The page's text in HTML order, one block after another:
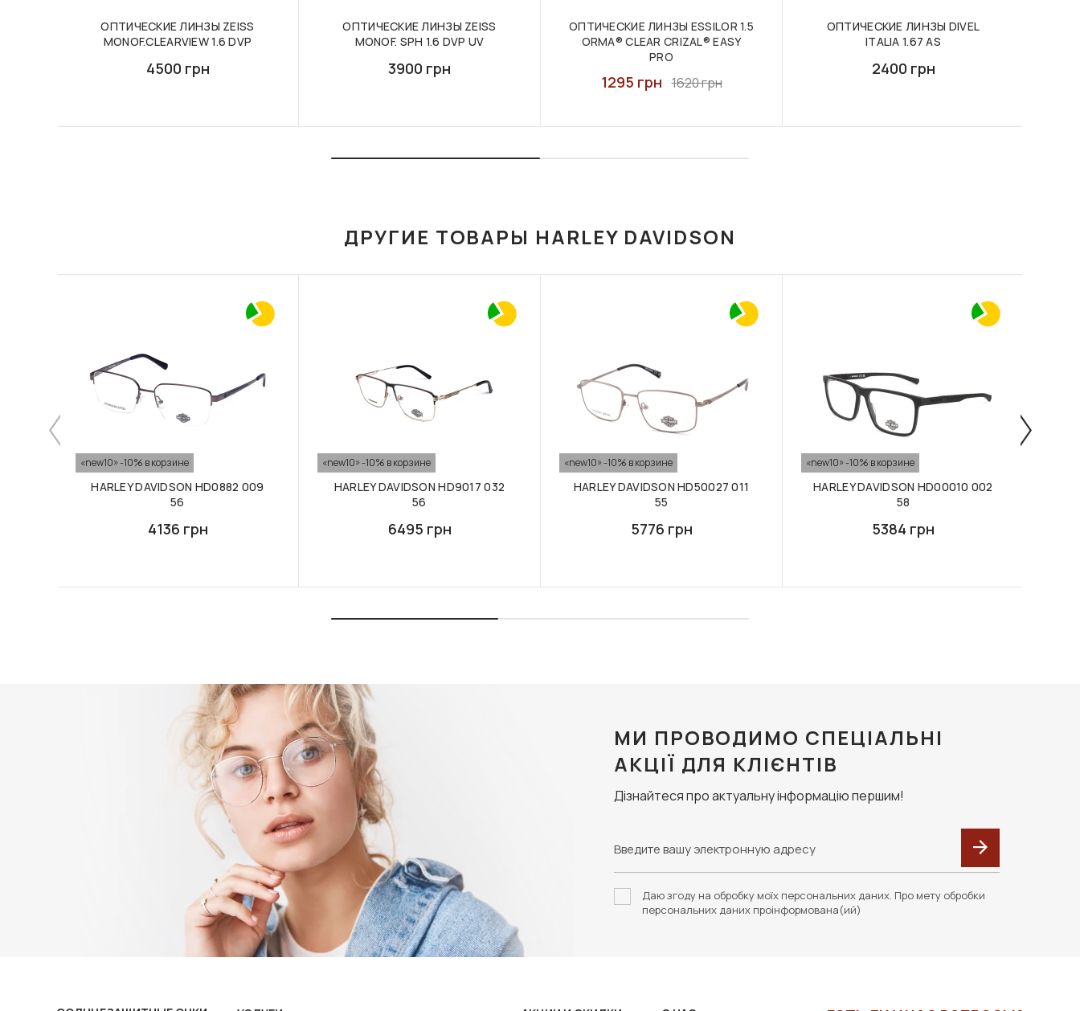
ОПТИЧЕСКИЕ ЛИНЗЫ ZEISS
MONOF.CLEARVIEW 1.6 DVP
4500 грн
ОПТИЧЕСКИЕ ЛИНЗЫ ZEISS
MONOF. SPH 1.6 DVP UV
3900 грн
ОПТИЧЕСКИЕ ЛИНЗЫ ESSILOR 1.5
ORMA® CLEAR CRIZAL® EASY
PRO
1295 грн 1620 грн
ОПТИЧЕСКИЕ ЛИНЗЫ DIVEL
ITALIA 1.67 AS
2400 грн
ДРУГИЕ ТОВАРЫ HARLEY DAVIDSON
«new10» -10% в корзине
HARLEY DAVIDSON HD0882 009
56
4136 грн
«new10» -10% в корзине
HARLEY DAVIDSON HD9017 032
56
6495 грн
«new10» -10% в корзине
HARLEY DAVIDSON HD50027 011
55
5776 грн
«new10» -10% в корзине
HARLEY DAVIDSON HD00010 002
58
5384 грн
МИ ПРОВОДИМО СПЕЦІАЛЬНІ
АКЦІЇ ДЛЯ КЛІЄНТІВ
Дізнайтеся про актуальну інформацію першим!
Даю згоду на обробку моїх персональних даних. Про мету обробки
персональних даних проінформована(ий)